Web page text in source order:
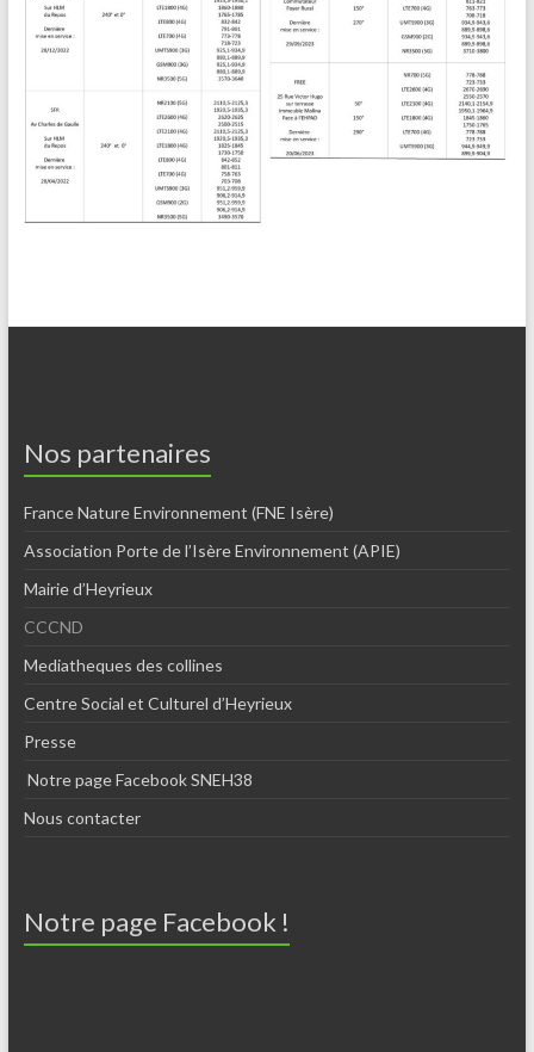
Nos partenaires
France Nature Environnement (FNE Isère)
Association Porte de l’Isère Environnement (APIE)
Mairie d’Heyrieux
CCCND
Mediatheques des collines
Centre Social et Culturel d’Heyrieux
Presse
Notre page Facebook SNEH38
Nous contacter
Notre page Facebook !